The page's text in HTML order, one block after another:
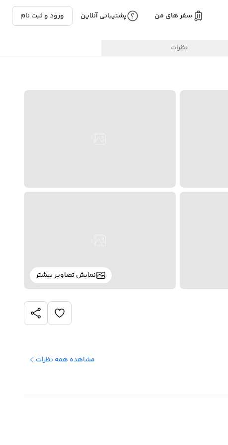
سفر های من پشتیبانی آنلاین ورود و ثبت نام
نظرات
نمایش تصاویر بیشتر
مشاهده همه نظرات